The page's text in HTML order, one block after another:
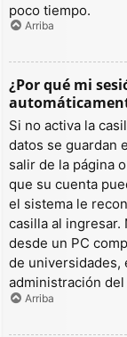
poco tiempo.
Arriba
¿Por qué mi
Si no activa la
datos se guardan
salir de la página
que su cuenta
el sistema le
casilla al ingresar.
desde un PC
de universidades,
administración
Arriba